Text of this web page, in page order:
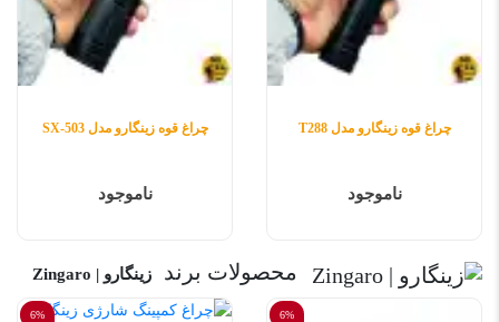
چراغ قوه زینگارو مدل T288
ناموجود
چراغ قوه زینگارو مدل SX-503
ناموجود
محصولات برند زینگارو | Zingaro
6%
6%